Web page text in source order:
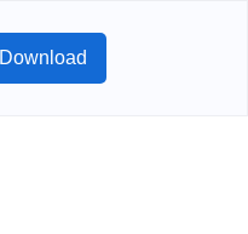
Download